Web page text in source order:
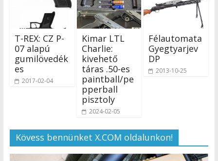
T-REX: CZ P-
07 alapú
gumilövedék
es
2017-02-04
Kimar LTL
Charlie:
kivehető
táras .50-es
paintball/pe
pperball
pisztoly
2024-02-05
Félautomata
Gyegtyarjev
DP
2013-10-25
Kövess bennünket X.COM oldalunkon!